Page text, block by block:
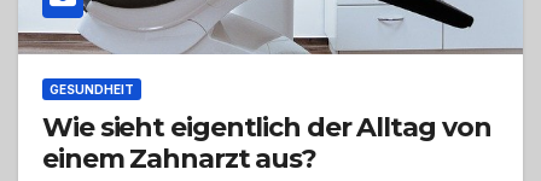
GESUNDHEIT
Wie sieht eigentlich der Alltag von
einem Zahnarzt aus?